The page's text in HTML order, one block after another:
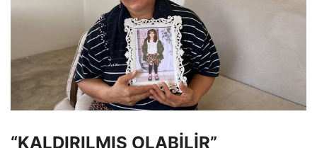
“KALDIRILMIŞ OLABİLİR”